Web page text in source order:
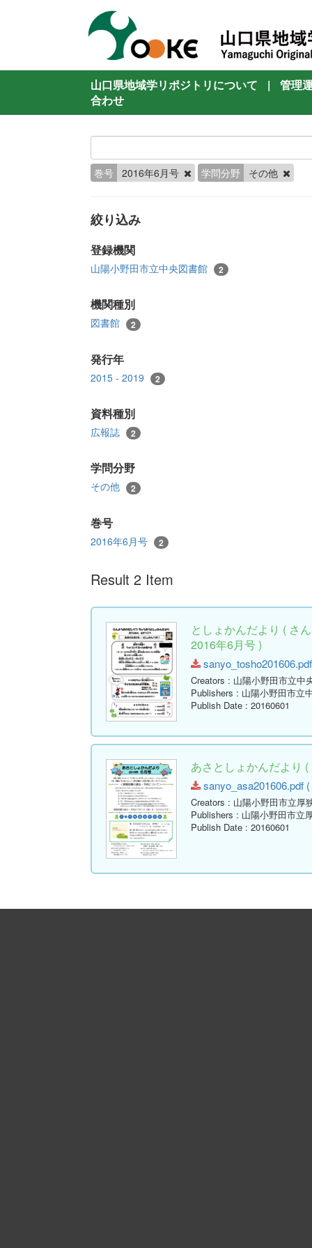
山口県地域学リポジトリについて |
管理
合わせ
巻号 2016年6月号 学問分野 その他
絞り込み
登録機関
山陽小野田市立中央図書館 2
機関種別
図書館 2
発行年
2015 - 2019 2
資料種別
広報誌 2
学問分野
その他 2
巻号
2016年6月号 2
Result 2 Item
としょかんだより ( さ
2016年6月号 )
Creators : 山陽小野田市立中
Publishers : 山陽小野田市立
Publish Date : 20160601
あさとしょかんだより
sanyo_asa201606.pdf
Creators : 山陽小野田市立厚
Publishers : 山陽小野田市立
Publish Date : 20160601